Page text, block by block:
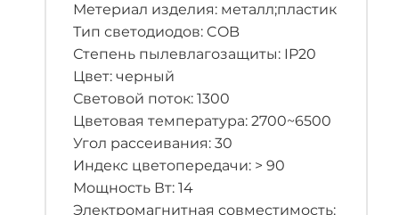
Метериал изделия: металл;пластик
Тип светодиодов: COB
Степень пылевлагозащиты: IP20
Цвет: черный
Световой поток: 1300
Цветовая температура: 2700~6500
Угол рассеивания: 30
Индекс цветопередачи: > 90
Мощность Вт: 14
Электромагнитная совместимость: